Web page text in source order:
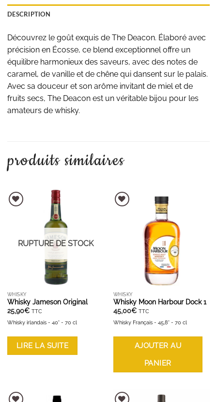
DESCRIPTION
Découvrez le goût exquis de The Deacon. Élaboré avec
précision en Écosse, ce blend exceptionnel offre un
équilibre harmonieux des saveurs, avec des notes de
caramel, de vanille et de chêne qui dansent sur le palais.
Avec sa douceur et son arôme invitant de miel et de
fruits secs, The Deacon est un véritable bijou pour les
amateurs de whisky.
produits similaires
AJOUTER À LA LISTE D'ENVIES
RUPTURE DE STOCK
WHISKY
Whisky Jameson Original
25,90€ TTC
Whisky irlandais - 40° - 70 cl
LIRE LA SUITE
AJOUTER À LA LISTE D'ENVIES
WHISKY
Whisky Moon Harbour Dock 1
45,00€ TTC
Whisky Français - 45,8° - 70 cl
AJOUTER AU
PANIER